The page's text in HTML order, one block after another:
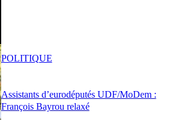
Assistants d’eurodéputés UDF/MoDem :
François Bayrou relaxé
POLITIQUE